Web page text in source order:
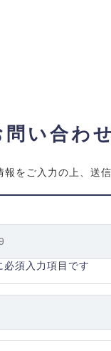
問い合わ
をご入力の上、送
須入力項目です